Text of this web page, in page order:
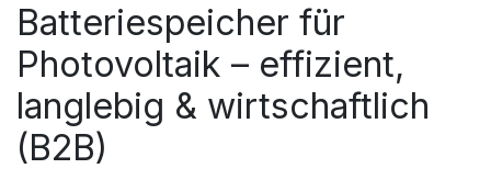
Batteriespeicher für
Photovoltaik – effizient,
langlebig & wirtschaftlich
(B2B)